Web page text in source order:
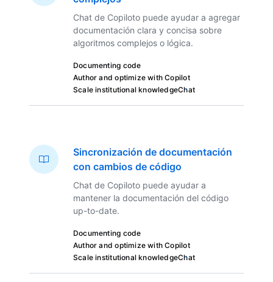
Chat de Copiloto puede ayudar a agregar
documentación clara y concisa sobre
algoritmos complejos o lógica.
Documenting code
Author and optimize with Copilot
Scale institutional knowledgeChat
Sincronización de documentación
con cambios de código
Chat de Copiloto puede ayudar a
mantener la documentación del código
up-to-date.
Documenting code
Author and optimize with Copilot
Scale institutional knowledgeChat